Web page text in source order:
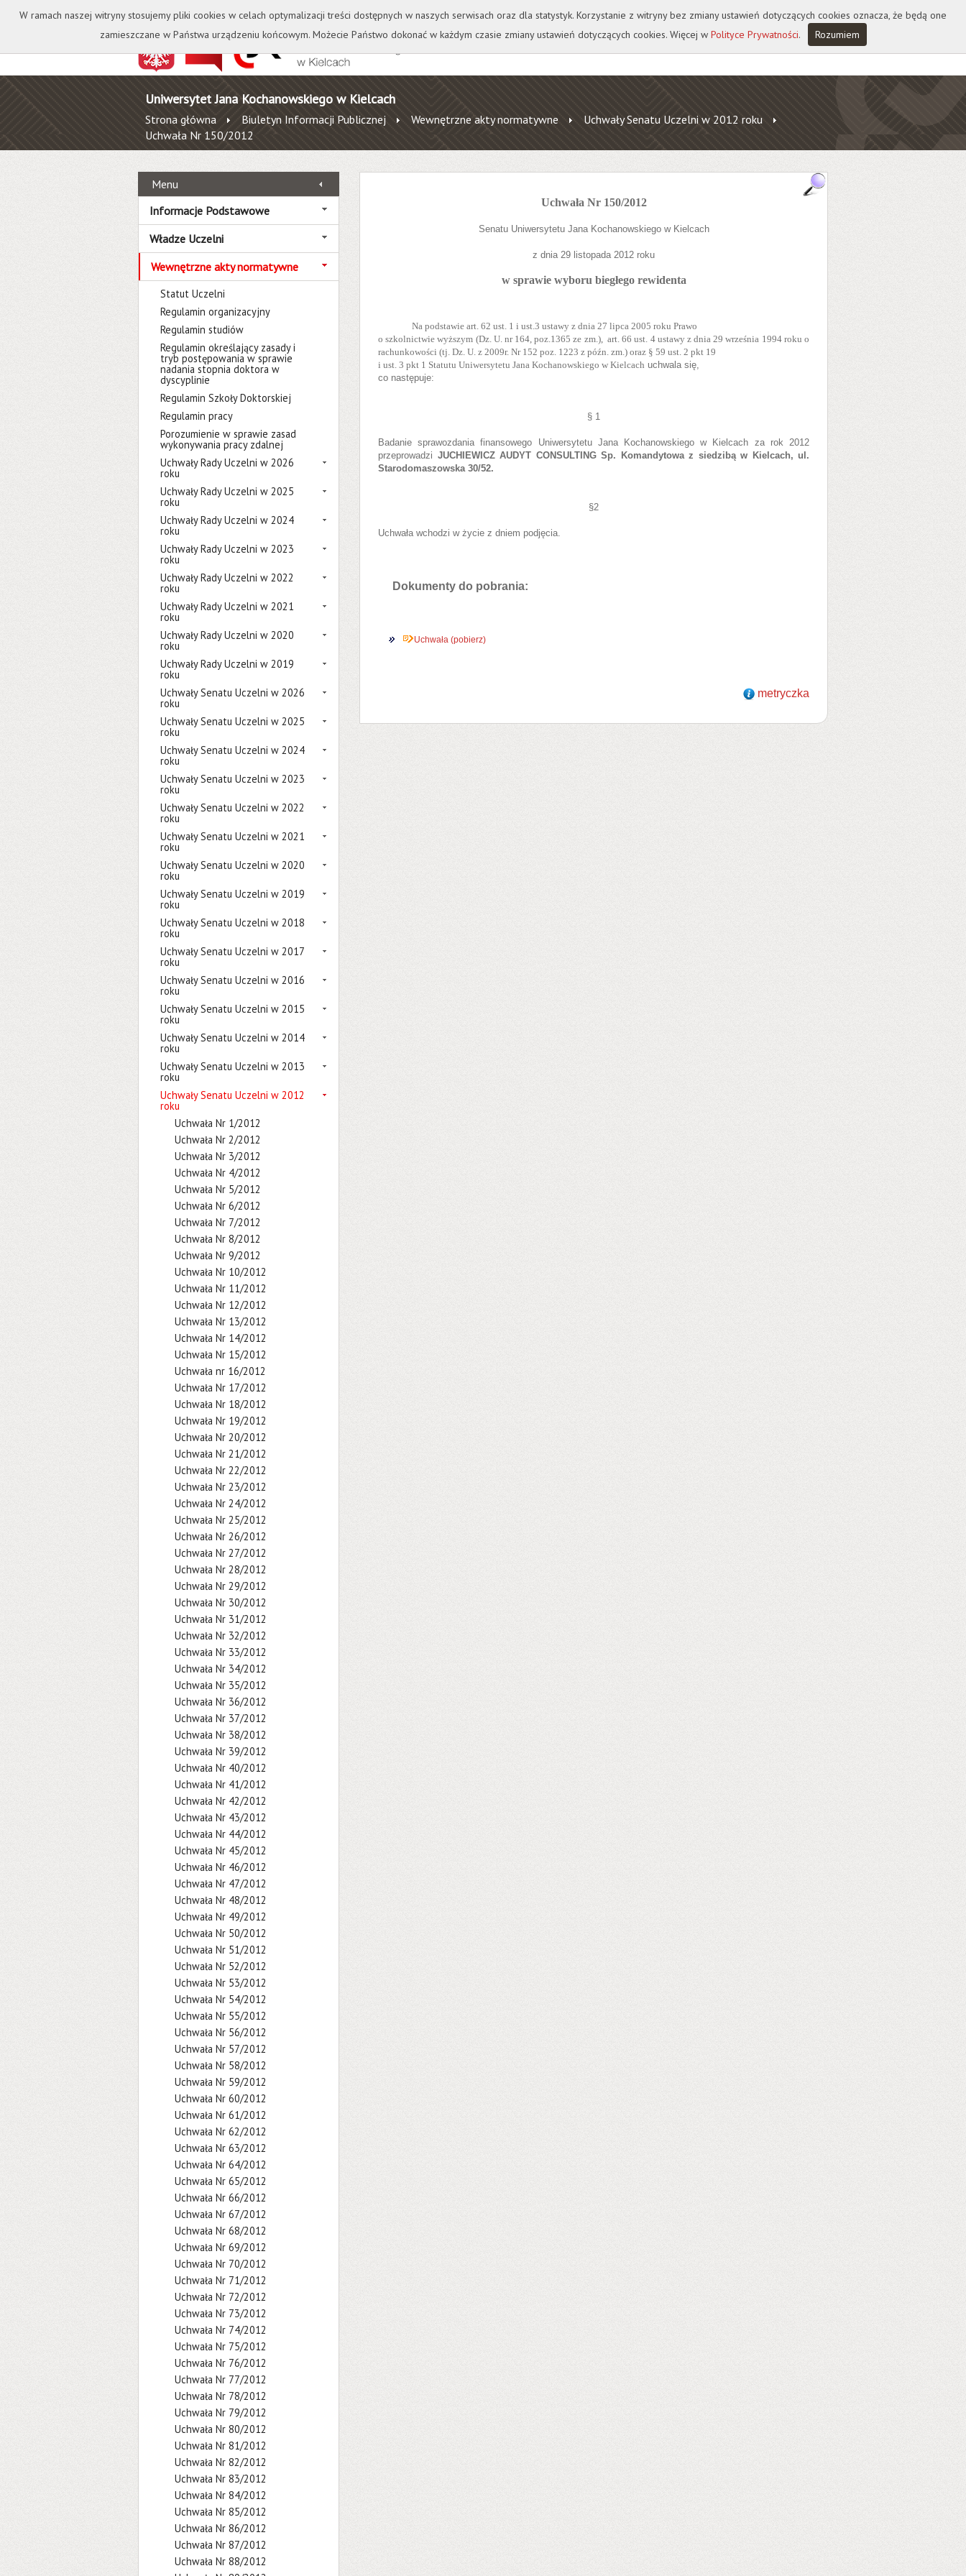
Kontakt Biblioteka Wydawnictwo Wirtualna Uczelnia A A A A
Uniwersytet Jana Kochanowskiego w Kielcach
Strona główna Biuletyn Informacji Publicznej Wewnętrzne akty normatywne
Uchwały Senatu Uczelni w 2012 roku
Uchwała Nr 150/2012
Menu
Informacje Podstawowe
Władze Uczelni
Wewnętrzne akty normatywne
Statut Uczelni
Regulamin organizacyjny
Regulamin studiów
Regulamin określający zasady i
tryb postępowania w sprawie
nadania stopnia doktora w
dyscyplinie
Regulamin Szkoły Doktorskiej
Regulamin pracy
Porozumienie w sprawie zasad
wykonywania pracy zdalnej
Uchwały Rady Uczelni w 2026
roku
Uchwały Rady Uczelni w 2025
roku
Uchwały Rady Uczelni w 2024
roku
Uchwały Rady Uczelni w 2023
roku
Uchwały Rady Uczelni w 2022
roku
Uchwały Rady Uczelni w 2021
roku
Uchwały Rady Uczelni w 2020
roku
Uchwały Rady Uczelni w 2019
roku
Uchwały Senatu Uczelni w 2026
roku
Uchwały Senatu Uczelni w 2025
roku
Uchwały Senatu Uczelni w 2024
roku
Uchwały Senatu Uczelni w 2023
roku
Uchwały Senatu Uczelni w 2022
roku
Uchwały Senatu Uczelni w 2021
roku
Uchwały Senatu Uczelni w 2020
roku
Uchwały Senatu Uczelni w 2019
roku
Uchwały Senatu Uczelni w 2018
roku
Uchwały Senatu Uczelni w 2017
roku
Uchwały Senatu Uczelni w 2016
roku
Uchwały Senatu Uczelni w 2015
roku
Uchwały Senatu Uczelni w 2014
roku
Uchwały Senatu Uczelni w 2013
roku
Uchwały Senatu Uczelni w 2012
roku
Uchwała Nr 1/2012
Uchwała Nr 2/2012
Uchwała Nr 3/2012
Uchwała Nr 4/2012
Uchwała Nr 5/2012
Uchwała Nr 6/2012
Uchwała Nr 7/2012
Uchwała Nr 8/2012
Uchwała Nr 9/2012
Uchwała Nr 10/2012
Uchwała Nr 11/2012
Uchwała Nr 12/2012
Uchwała Nr 13/2012
Uchwała Nr 14/2012
Uchwała Nr 15/2012
Uchwała nr 16/2012
Uchwała Nr 17/2012
Uchwała Nr 18/2012
Uchwała Nr 19/2012
Uchwała Nr 20/2012
Uchwała Nr 21/2012
Uchwała Nr 22/2012
Uchwała Nr 23/2012
Uchwała Nr 24/2012
Uchwała Nr 25/2012
Uchwała Nr 26/2012
Uchwała Nr 27/2012
Uchwała Nr 28/2012
Uchwała Nr 29/2012
Uchwała Nr 30/2012
Uchwała Nr 31/2012
Uchwała Nr 32/2012
Uchwała Nr 33/2012
Uchwała Nr 34/2012
Uchwała Nr 35/2012
Uchwała Nr 36/2012
Uchwała Nr 37/2012
Uchwała Nr 38/2012
Uchwała Nr 39/2012
Uchwała Nr 40/2012
Uchwała Nr 41/2012
Uchwała Nr 42/2012
Uchwała Nr 43/2012
Uchwała Nr 44/2012
Uchwała Nr 45/2012
Uchwała Nr 46/2012
Uchwała Nr 47/2012
Uchwała Nr 48/2012
Uchwała Nr 49/2012
Uchwała Nr 50/2012
Uchwała Nr 51/2012
Uchwała Nr 52/2012
Uchwała Nr 53/2012
Uchwała Nr 54/2012
Uchwała Nr 55/2012
Uchwała Nr 56/2012
Uchwała Nr 57/2012
Uchwała Nr 58/2012
Uchwała Nr 59/2012
Uchwała Nr 60/2012
Uchwała Nr 61/2012
Uchwała Nr 62/2012
Uchwała Nr 63/2012
Uchwała Nr 64/2012
Uchwała Nr 65/2012
Uchwała Nr 66/2012
Uchwała Nr 67/2012
Uchwała Nr 68/2012
Uchwała Nr 69/2012
Uchwała Nr 70/2012
Uchwała Nr 71/2012
Uchwała Nr 72/2012
Uchwała Nr 73/2012
Uchwała Nr 74/2012
Uchwała Nr 75/2012
Uchwała Nr 76/2012
Uchwała Nr 77/2012
Uchwała Nr 78/2012
Uchwała Nr 79/2012
Uchwała Nr 80/2012
Uchwała Nr 81/2012
Uchwała Nr 82/2012
Uchwała Nr 83/2012
Uchwała Nr 84/2012
Uchwała Nr 85/2012
Uchwała Nr 86/2012
Uchwała Nr 87/2012
Uchwała Nr 88/2012
Uchwała Nr 150/2012
Senatu Uniwersytetu Jana Kochanowskiego w Kielcach
z dnia 29 listopada 2012 roku
w sprawie wyboru biegłego rewidenta
Na podstawie art. 62 ust. 1 i ust.3 ustawy z dnia 27 lipca 2005 roku Prawo
o szkolnictwie wyższym (Dz. U. nr 164, poz.1365 ze zm.),
art. 66 ust. 4 ustawy z dnia 29 września 1994 roku o
rachunkowości (tj. Dz. U. z 2009r. Nr 152 poz. 1223 z późn. zm.) oraz § 59 ust. 2 pkt 19
i ust. 3 pkt 1 Statutu Uniwersytetu Jana Kochanowskiego w Kielcach uchwala się,
co następuje:
§ 1
Badanie sprawozdania finansowego Uniwersytetu Jana Kochanowskiego w Kielcach za rok 2012
przeprowadzi JUCHIEWICZ AUDYT CONSULTING Sp. Komandytowa z siedzibą w Kielcach, ul.
Starodomaszowska 30/52.
§2
Uchwała wchodzi w życie z dniem podjęcia.
Dokumenty do pobrania:
Uchwała (pobierz)
metryczka
W ramach naszej witryny stosujemy pliki cookies w celach optymalizacji treści dostępnych w naszych serwisach oraz dla statystyk. Korzystanie z witryny bez zmiany ustawień dotyczących cookies oznacza, że będą one
zamieszczane w Państwa urządzeniu końcowym. Możecie Państwo dokonać w każdym czasie zmiany ustawień dotyczących cookies. Więcej w Polityce Prywatności. Rozumiem